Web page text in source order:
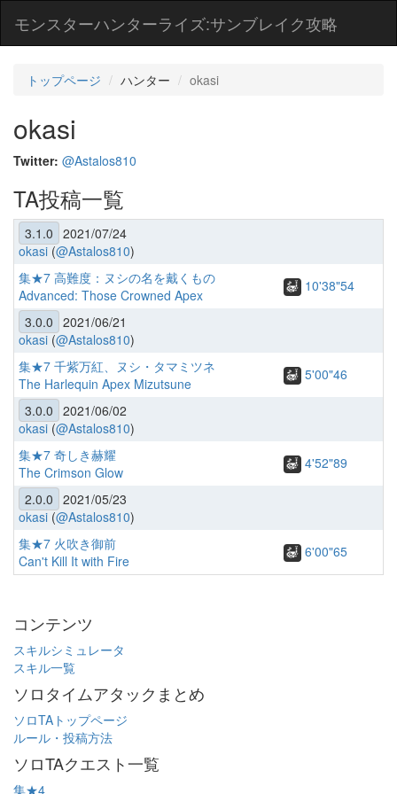
モンスターハンターライズ:サンブレイク攻略
トップページ ハンター okasi
okasi
Twitter: @Astalos810
TA投稿一覧
3.1.0 2021/07/24
okasi (@Astalos810)
集★7 高難度：ヌシの名を戴くもの
Advanced: Those Crowned Apex
10'38"54
3.0.0 2021/06/21
okasi (@Astalos810)
集★7 千紫万紅、ヌシ・タマミツネ
The Harlequin Apex Mizutsune
5'00"46
3.0.0 2021/06/02
okasi (@Astalos810)
集★7 奇しき赫耀
The Crimson Glow
4'52"89
2.0.0 2021/05/23
okasi (@Astalos810)
集★7 火吹き御前
Can't Kill It with Fire
6'00"65
コンテンツ
スキルシミュレータ
スキル一覧
ソロタイムアタックまとめ
ソロTAトップページ
ルール・投稿方法
ソロTAクエスト一覧
集★4